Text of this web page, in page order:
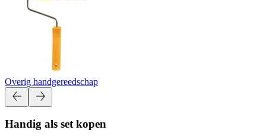
Overig handgereedschap
Handig als set kopen